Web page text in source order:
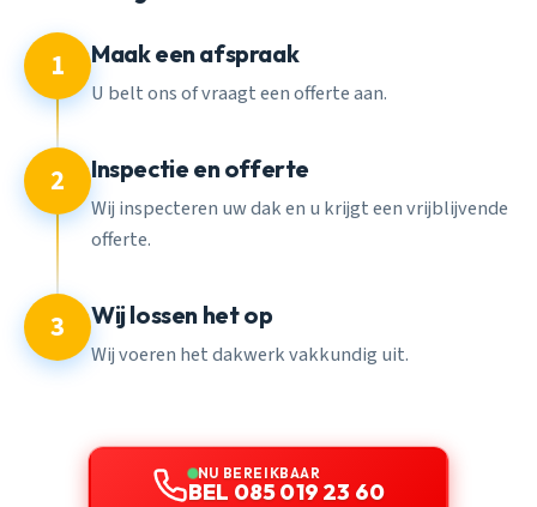
1 Maak een afspraak
U belt ons of vraagt een offerte aan.
2 Inspectie en offerte
Wij inspecteren uw dak en u krijgt een vrijblijvende
offerte.
3 Wij lossen het op
Wij voeren het dakwerk vakkundig uit.
NU BEREIKBAAR
BEL 085 019 23 60